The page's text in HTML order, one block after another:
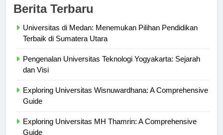
Universitas di Medan: Menemukan Pilihan Pendidikan
Pengenalan Universitas Teknologi Yogyakarta: Sejarah
Exploring Universitas Wisnuwardhana: A Comprehensive
Exploring Universitas MH Thamrin: A Comprehensive